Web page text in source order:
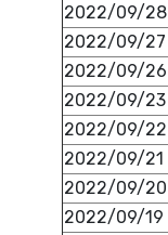
2022/09/28
2022/09/27
2022/09/26
2022/09/23
2022/09/22
2022/09/21
2022/09/20
2022/09/19